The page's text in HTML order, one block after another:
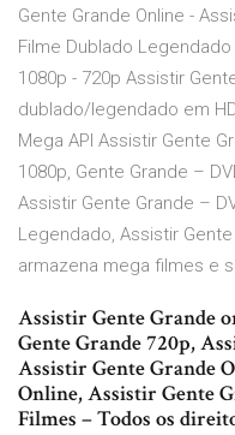
Gente Grande Online -
Filme Dublado
1080p - 720p Assistir
dublado/legendado em
Mega API Assistir Gente
1080p, Gente Grande –
Assistir Gente Grande –
Legendado, Assistir
armazena mega filmes e
Assistir Gente Grande
Gente Grande 720p,
Assistir Gente Grande
Online, Assistir Gente
Filmes – Todos os